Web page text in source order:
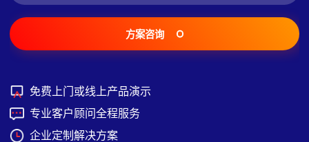
方案咨询
免费上门或线上产品演示
专业客户顾问全程服务
企业定制解决方案